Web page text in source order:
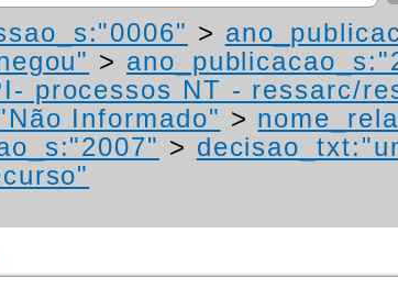
>
>
processos NT - ressarc/
Informado" >
>